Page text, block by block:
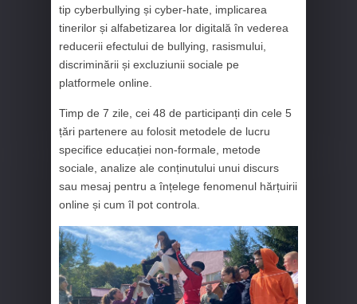
tip cyberbullying și cyber-hate, implicarea
tinerilor și alfabetizarea lor digitală în vederea
reducerii efectului de bullying, rasismului,
discriminării și excluziunii sociale pe
platformele online.
Timp de 7 zile, cei 48 de participanți din cele 5
țări partenere au folosit metodele de lucru
specifice educației non-formale, metode
sociale, analize ale conținutului unui discurs
sau mesaj pentru a înțelege fenomenul hărțuirii
online și cum îl pot controla.